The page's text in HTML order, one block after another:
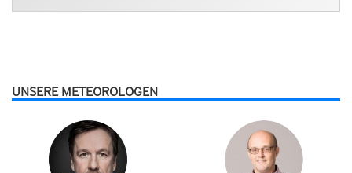
UNSERE METEOROLOGEN